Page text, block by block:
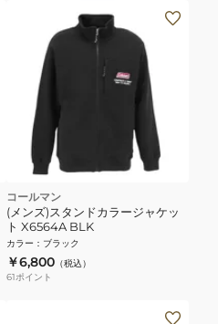
コールマン
(メンズ)スタンドカラージャケッ
ト X6564A BLK
カラー ： ブラック
￥6,800 （税込）
61ポイント